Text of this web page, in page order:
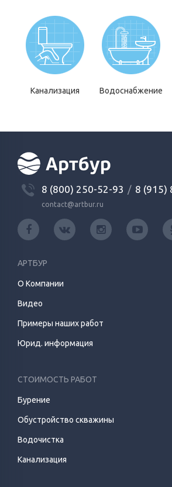
Канализация Водоснабжение
8 (800) 250-52-93 / 8 (915)
contact@artbur.ru
АРТБУР
О Компании
Видео
Примеры наших работ
Юрид. информация
СТОИМОСТЬ РАБОТ
Бурение
Обустройство скважины
Водочистка
Канализация